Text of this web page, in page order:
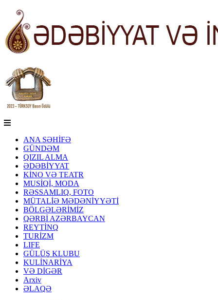
ANA SƏHİFƏ
GÜNDƏM
QIZIL ALMA
ƏDƏBİYYAT
KİNO VƏ TEATR
MUSİQİ, MODA
RƏSSAMLIQ, FOTO
MÜTALİƏ MƏDƏNİYYƏTİ
BÖLGƏLƏRİMİZ
QƏRBİ AZƏRBAYCAN
REYTİNQ
TURİZM
LIFE
GÜLÜŞ KLUBU
KULİNARİYA
VƏ DİGƏR
Arxiv
ƏLAQƏ